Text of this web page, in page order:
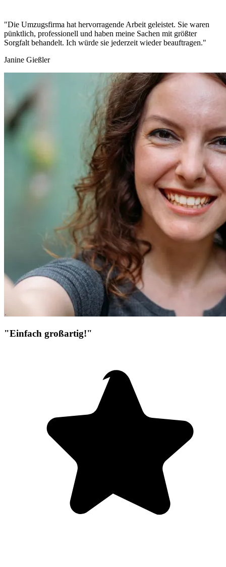
"Die Umzugsfirma hat hervorragende Arbeit geleistet. Sie waren
pünktlich, professionell und haben meine Sachen mit größter
Sorgfalt behandelt. Ich würde sie jederzeit wieder beauftragen."
Janine Gießler
"Einfach großartig!"